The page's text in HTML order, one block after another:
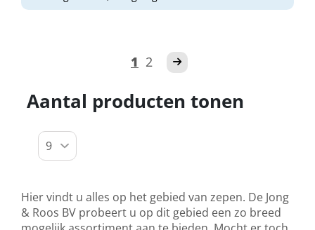
1 2
Aantal producten tonen
Hier vindt u alles op het gebied van zepen. De Jong
& Roos BV probeert u op dit gebied een zo breed